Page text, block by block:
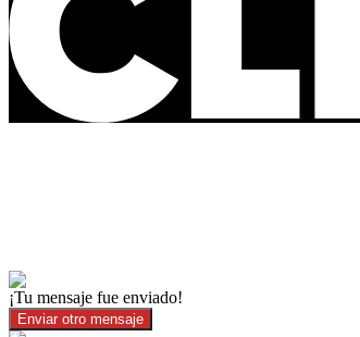
¡Tu mensaje fue enviado!
Enviar otro mensaje